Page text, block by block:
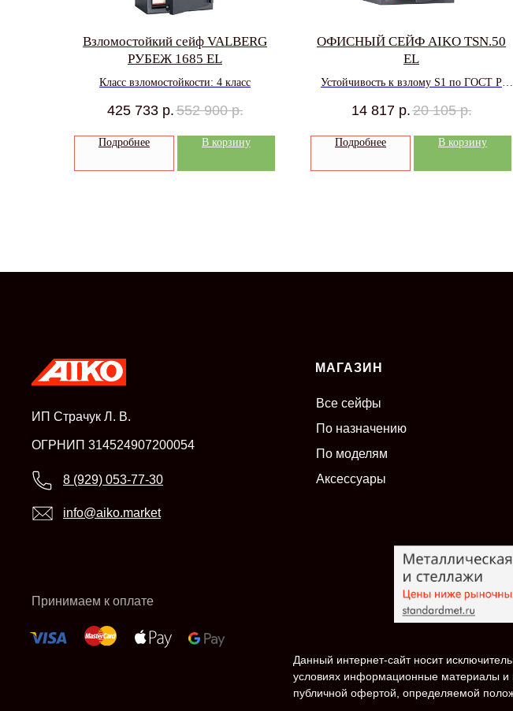
Взломостойкий сейф VALBERG
РУБЕЖ 1685 EL
Класс взломостойкости: 4 класс
425 733 р.552 900 р.
Подробнее В корзину
ОФИСНЫЙ СЕЙФ AIKO TSN.50
EL
Устойчивость к взлому S1 по ГОСТ Р
14 817 р.20 105 р.
Подробнее В корзину
МАГАЗИН
Все сейфы
По назначению
По моделям
Аксессуары
ИП Страчук Л. В.
ОГРНИП 314524907200054
8 (929) 053-77-30
info@aiko.market
Принимаем к оплате
Данный интернет-сайт носит
условиях информационные материалы
публичной офертой, определяемой